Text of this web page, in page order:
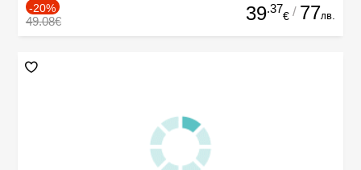
-20%
49.08€ 39.37
€ / 77лв.